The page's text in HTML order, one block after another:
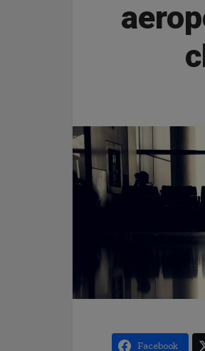
Facebook